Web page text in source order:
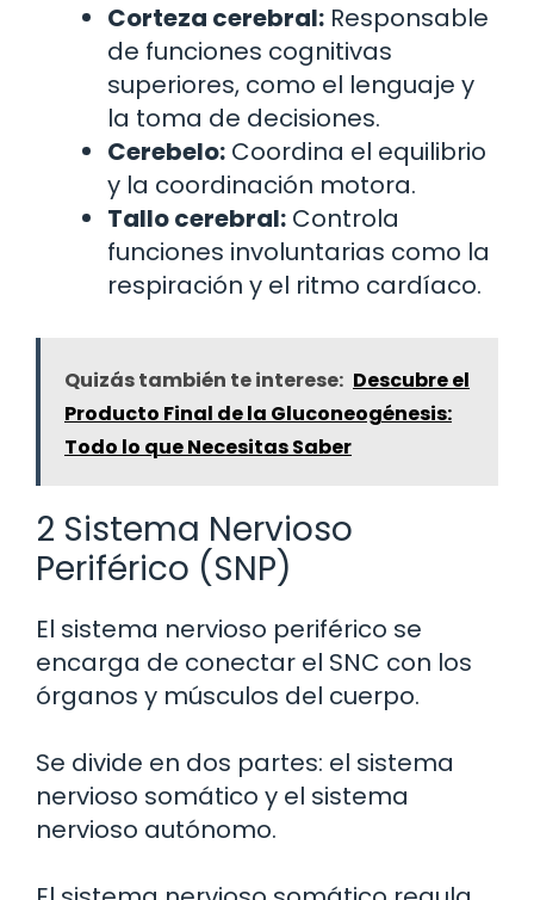
Corteza cerebral: Responsable
de funciones cognitivas
superiores, como el lenguaje y
la toma de decisiones.
Cerebelo: Coordina el equilibrio
y la coordinación motora.
Tallo cerebral: Controla
funciones involuntarias como la
respiración y el ritmo cardíaco.
Quizás también te interese: Descubre el
Producto Final de la Gluconeogénesis:
Todo lo que Necesitas Saber
2 Sistema Nervioso
Periférico (SNP)
El sistema nervioso periférico se
encarga de conectar el SNC con los
órganos y músculos del cuerpo.
Se divide en dos partes: el sistema
nervioso somático y el sistema
nervioso autónomo.